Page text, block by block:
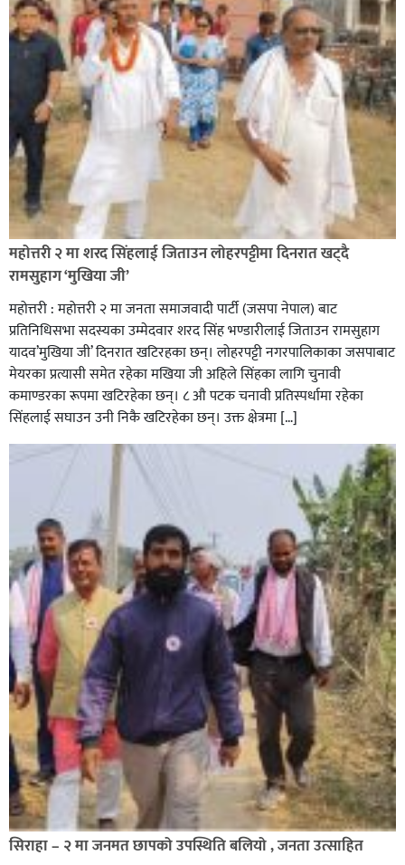
सिराहा-२ मा संजय यादव भिड्ने !
रक्तदान सेवामा जिल्लामै दोस्रो स्थान ल्याएकोमा जनमत नेताद्वय
रेडक्रस सिराहा द्वारा सम्मानित
सिराहाको औरहीमा जेन-जी भेला सम्पन्न
महोत्तरी २ मा शरद सिंहलाई जिताउन लोहरपट्टीमा दिनरात खट्दै
रामसुहाग ‘मुखिया जी’
महोत्तरी : महोत्तरी २ मा जनता समाजवादी पार्टी (जसपा नेपाल) बाट
प्रतिनिधिसभा सदस्यका उम्मेदवार शरद सिंह भण्डारीलाई जिताउन रामसुहाग
यादव’मुखिया जी’ दिनरात खटिरहका छन्। लोहरपट्टी नगरपालिकाका जसपाबाट
मेयरका प्रत्यासी समेत रहेका मखिया जी अहिले सिंहका लागि चुनावी
कमाण्डरका रूपमा खटिरहेका छन्। ८ औ पटक चनावी प्रतिस्पर्धामा रहेका
सिंहलाई सघाउन उनी निकै खटिरहेका छन्। उक्त क्षेत्रमा […]
सिराहा – २ मा जनमत छापको उपस्थिति बलियो , जनता उत्साहित